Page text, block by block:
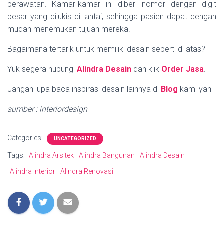
perawatan. Kamar-kamar ini diberi nomor dengan digit
besar yang dilukis di lantai, sehingga pasien dapat dengan
mudah menemukan tujuan mereka.
Bagaimana tertarik untuk memiliki desain seperti di atas?
Yuk segera hubungi Alindra Desain dan klik Order Jasa.
Jangan lupa baca inspirasi desain lainnya di Blog kami yah
sumber : interiordesign
Categories: UNCATEGORIZED
Tags: Alindra Arsitek Alindra Bangunan
Alindra Desain
Alindra Interior
Alindra Renovasi